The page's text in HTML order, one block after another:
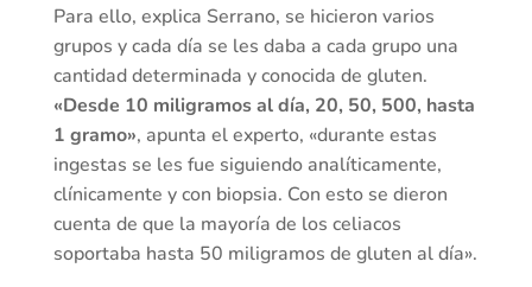
Para ello, explica Serrano, se hicieron varios
grupos y cada día se les daba a cada grupo una
cantidad determinada y conocida de gluten.
«Desde 10 miligramos al día, 20, 50, 500, hasta
1 gramo», apunta el experto, «durante estas
ingestas se les fue siguiendo analíticamente,
clínicamente y con biopsia. Con esto se dieron
cuenta de que la mayoría de los celiacos
soportaba hasta 50 miligramos de gluten al día».